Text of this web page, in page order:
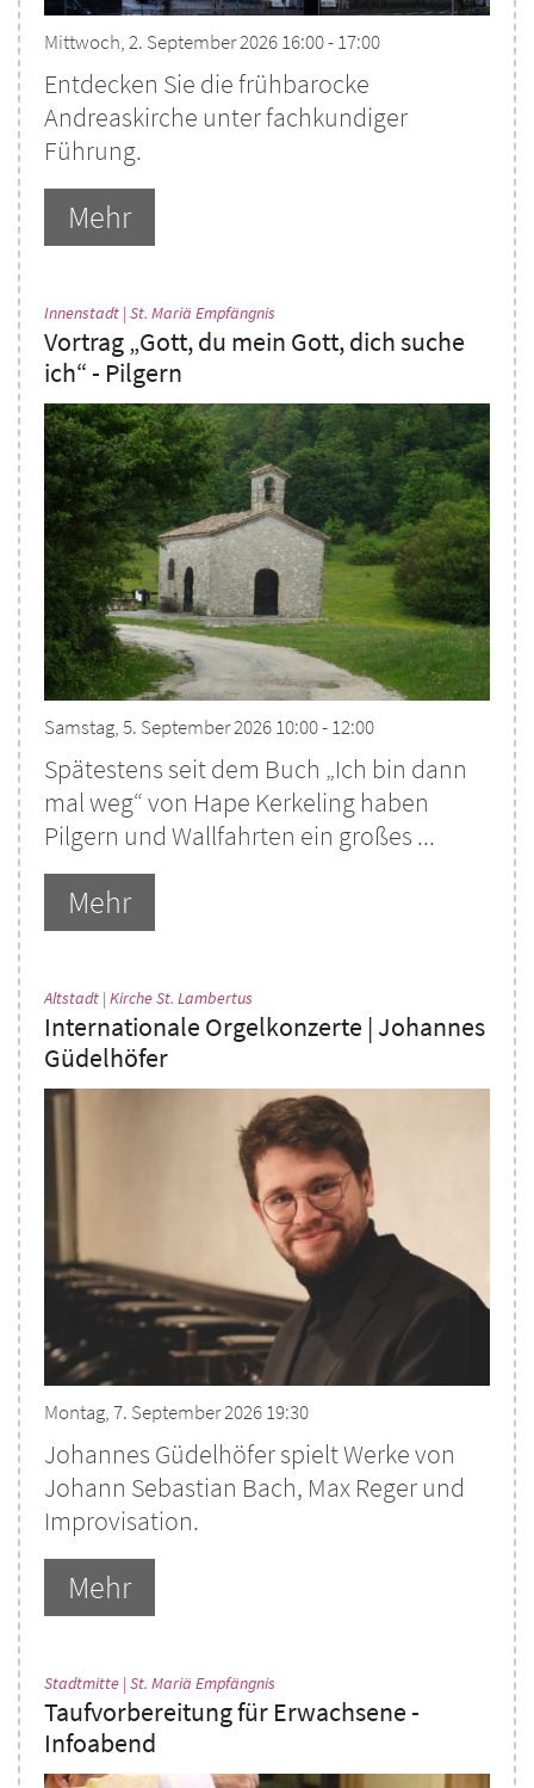
Mittwoch, 2. September 2026 16:00 - 17:00
Entdecken Sie die frühbarocke
Andreaskirche unter fachkundiger
Führung.
Mehr
Innenstadt | St. Mariä Empfängnis
Vortrag „Gott, du mein Gott, dich suche
ich“ - Pilgern
Samstag, 5. September 2026 10:00 - 12:00
Spätestens seit dem Buch „Ich bin dann
mal weg“ von Hape Kerkeling haben
Pilgern und Wallfahrten ein großes ...
Mehr
Altstadt | Kirche St. Lambertus
Internationale Orgelkonzerte | Johannes
Güdelhöfer
Montag, 7. September 2026 19:30
Johannes Güdelhöfer spielt Werke von
Johann Sebastian Bach, Max Reger und
Improvisation.
Mehr
Stadtmitte | St. Mariä Empfängnis
Taufvorbereitung für Erwachsene -
Infoabend